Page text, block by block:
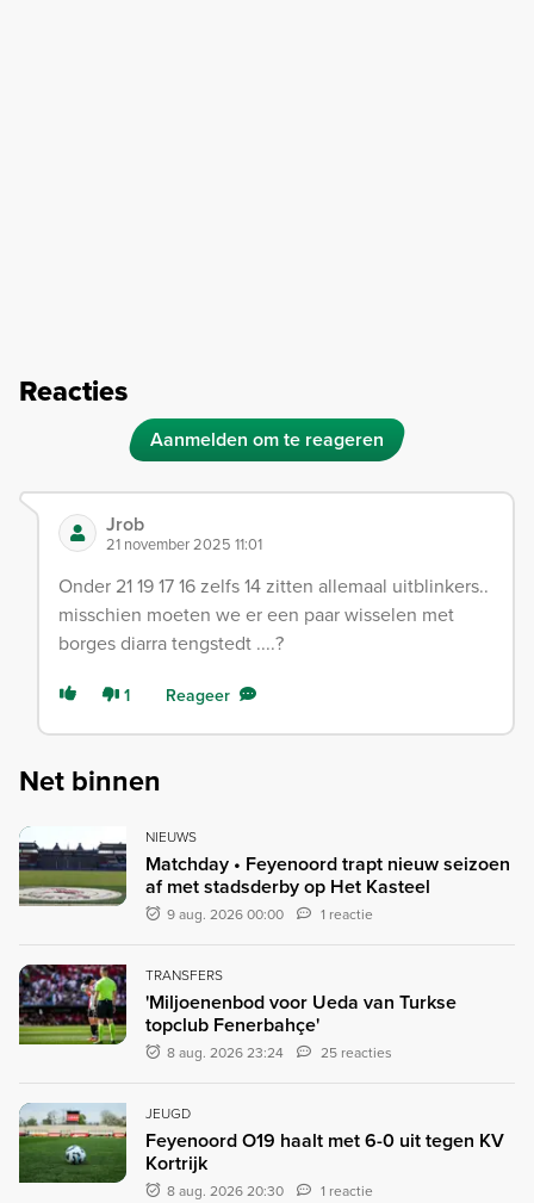
Reacties
Aanmelden om te reageren
Jrob
21 november 2025 11:01
Onder 21 19 17 16 zelfs 14 zitten allemaal uitblinkers..
misschien moeten we er een paar wisselen met
borges diarra tengstedt ....?
1 Reageer
Net binnen
NIEUWS
Matchday • Feyenoord trapt nieuw seizoen
af met stadsderby op Het Kasteel
9 aug. 2026 00:00 1 reactie
TRANSFERS
'Miljoenenbod voor Ueda van Turkse
topclub Fenerbahçe'
8 aug. 2026 23:24 25 reacties
JEUGD
Feyenoord O19 haalt met 6-0 uit tegen KV
Kortrijk
8 aug. 2026 20:30 1 reactie